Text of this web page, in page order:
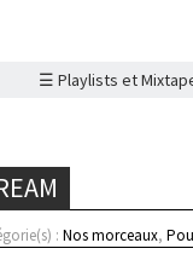
☰ Playlists et
:Nos morceaux,